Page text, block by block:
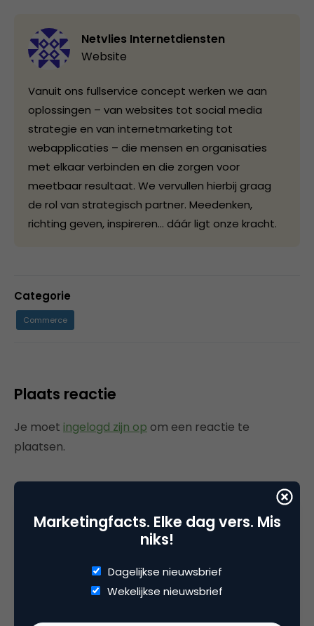
Netvlies Internetdiensten
Website
Vanuit ons fullservice concept werken we aan
oplossingen – van websites tot social media
strategie en van internetmarketing tot
webapplicaties – die mensen en organisaties
met elkaar verbinden en die zorgen voor
meetbaar resultaat. We vervullen hierbij graag
de rol van strategisch partner. Meedenken,
richting geven, inspireren… dáár ligt onze kracht.
Categorie
Commerce
Plaats reactie
Je moet ingelogd zijn op om een reactie te
plaatsen.
Gerelateerde artikelen
Wake-upcall voor ontwerpers
en merkeigenaren
Marketingfacts. Elke dag vers. Mis
niks!
Dagelijkse nieuwsbrief
Wekelijkse nieuwsbrief